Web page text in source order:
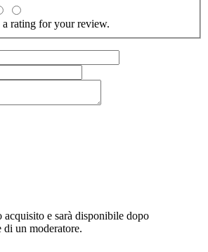
a rating for your review.
acquisito e sarà disponibile dopo
di un moderatore.